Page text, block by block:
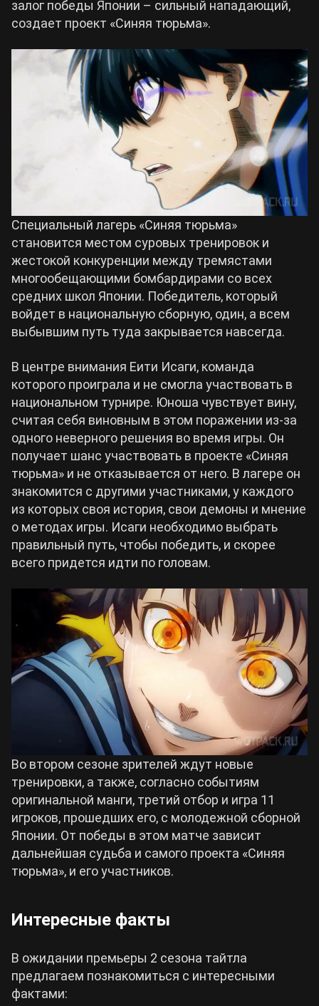
залог победы Японии – сильный нападающий,
создает проект «Синяя тюрьма».
Специальный лагерь «Синяя тюрьма»
становится местом суровых тренировок и
жестокой конкуренции между тремястами
многообещающими бомбардирами со всех
средних школ Японии. Победитель, который
войдет в национальную сборную, один, а всем
выбывшим путь туда закрывается навсегда.
В центре внимания Еити Исаги, команда
которого проиграла и не смогла участвовать в
национальном турнире. Юноша чувствует вину,
считая себя виновным в этом поражении из-за
одного неверного решения во время игры. Он
получает шанс участвовать в проекте «Синяя
тюрьма» и не отказывается от него. В лагере он
знакомится с другими участниками, у каждого
из которых своя история, свои демоны и мнение
о методах игры. Исаги необходимо выбрать
правильный путь, чтобы победить, и скорее
всего придется идти по головам.
Во втором сезоне зрителей ждут новые
тренировки, а также, согласно событиям
оригинальной манги, третий отбор и игра 11
игроков, прошедших его, с молодежной сборной
Японии. От победы в этом матче зависит
дальнейшая судьба и самого проекта «Синяя
тюрьма», и его участников.
Интересные факты
В ожидании премьеры 2 сезона тайтла
предлагаем познакомиться с интересными
фактами: